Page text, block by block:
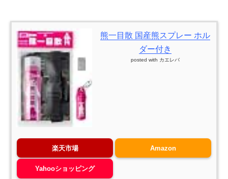
熊一目散 国産熊スプレー ホル
ダー付き
posted with カエレバ
楽天市場 Amazon
Yahooショッピング